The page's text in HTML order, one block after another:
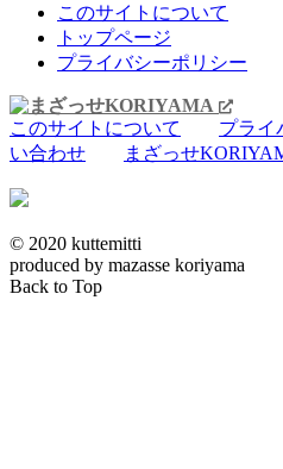
このサイトについて
トップページ
プライバシーポリシー
このサイトについて プライ
い合わせ
まざっせ
© 2020 kuttemitti
produced by mazasse koriyama
Back to Top